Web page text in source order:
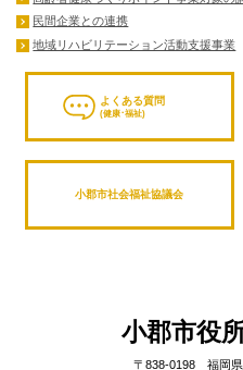
民間企業との連携
地域リハビリテーション活動支援事業
よくある質問
(健康･福祉)
小郡市社会福祉協議会
小郡市役
〒838-0198 福岡県